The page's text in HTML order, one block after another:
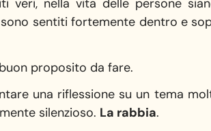
veri, nella vita delle persone
sentiti fortemente dentro e
proposito da fare.
una riflessione su un tema
silenzioso. La rabbia.